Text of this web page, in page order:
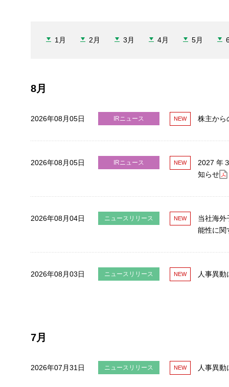
1月 2月 3月 4月 5月
8月
2026年08月05日 IRニュース 株主から
2026年08月05日 IRニュース
2027 年
知らせ
2026年08月04日 ニュースリリース
当社海外
能性に関
2026年08月03日 ニュースリリース 人事異
7月
2026年07月31日 ニュースリリース 人事異